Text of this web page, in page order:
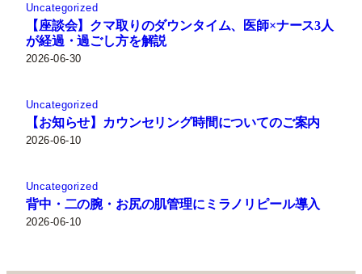
Uncategorized
【座談会】クマ取りのダウンタイム、医師×ナース3人
が経過・過ごし方を解説
2026-06-30
Uncategorized
【お知らせ】カウンセリング時間についてのご案内
2026-06-10
Uncategorized
背中・二の腕・お尻の肌管理にミラノリピール導入
2026-06-10